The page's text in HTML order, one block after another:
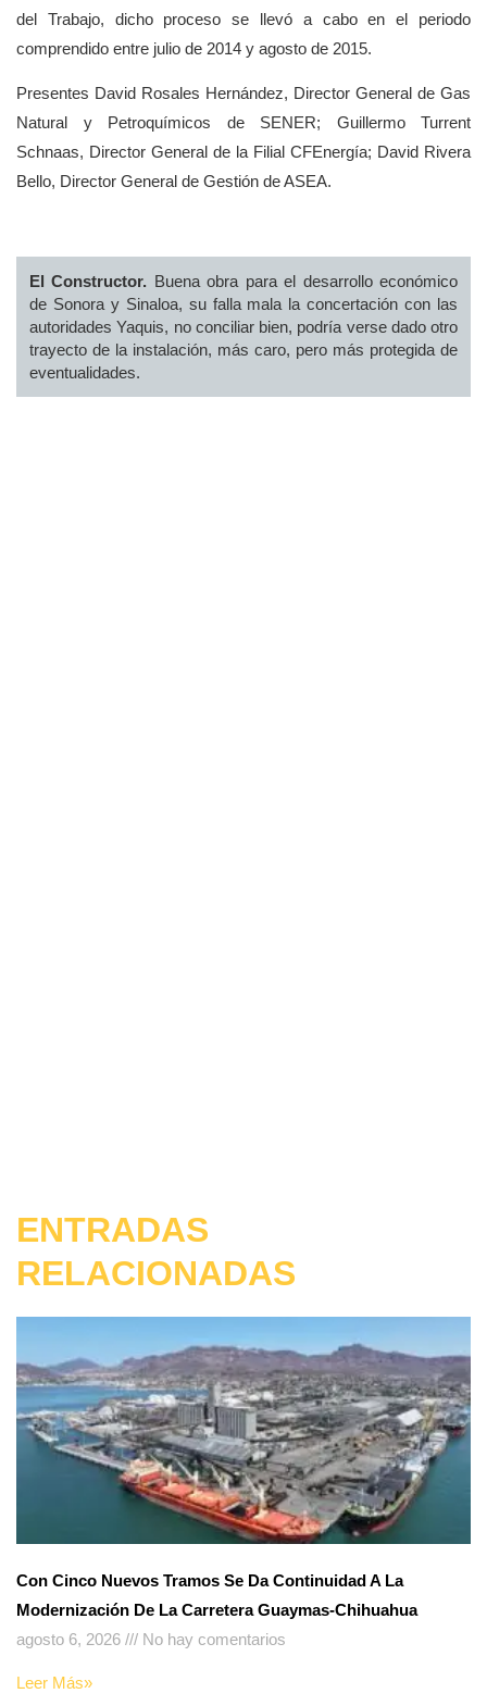
del Trabajo, dicho proceso se llevó a cabo en el periodo
comprendido entre julio de 2014 y agosto de 2015.
Presentes David Rosales Hernández, Director General de Gas
Natural y Petroquímicos de SENER; Guillermo Turrent
Schnaas, Director General de la Filial CFEnergía; David Rivera
Bello, Director General de Gestión de ASEA.
El Constructor. Buena obra para el desarrollo económico
de Sonora y Sinaloa, su falla mala la concertación con las
autoridades Yaquis, no conciliar bien, podría verse dado otro
trayecto de la instalación, más caro, pero más protegida de
eventualidades.
ENTRADAS
RELACIONADAS
Con Cinco Nuevos Tramos Se Da Continuidad A La
Modernización De La Carretera Guaymas-Chihuahua
agosto 6, 2026
No hay comentarios
Leer Más»